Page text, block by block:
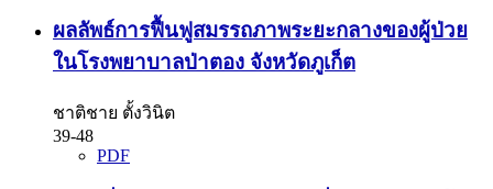
ผลลัพธ์การฟื้นฟูสมรรถภาพระยะกลางของผู้ป่วย
ในโรงพยาบาลป่าตอง จังหวัดภูเก็ต
ชาติชาย ตั้งวินิต
39-48
PDF